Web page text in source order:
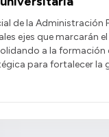
de la Administración
ejes que marcarán
a la formación
para fortalecer la